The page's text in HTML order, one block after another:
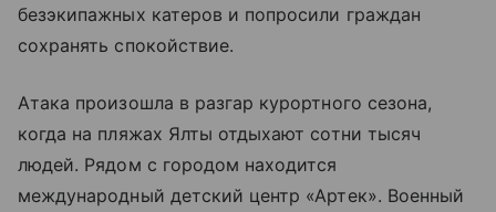
безэкипажных катеров и попросили граждан
сохранять спокойствие.
Атака произошла в разгар курортного сезона,
когда на пляжах Ялты отдыхают сотни тысяч
людей. Рядом с городом находится
международный детский центр «Артек». Военный